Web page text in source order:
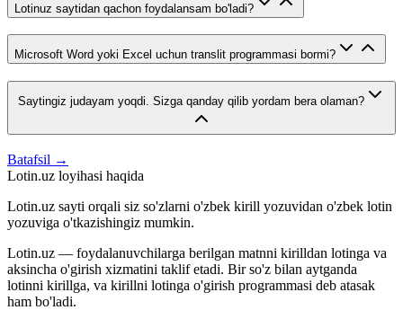
Lotinuz saytidan qachon foydalansam bo'ladi?
Microsoft Word yoki Excel uchun translit programmasi bormi?
Saytingiz judayam yoqdi. Sizga qanday qilib yordam bera olaman?
Batafsil →
Lotin.uz loyihasi haqida
Lotin.uz sayti orqali siz so'zlarni o'zbek kirill yozuvidan o'zbek lotin
yozuviga o'tkazishingiz mumkin.
Lotin.uz — foydalanuvchilarga berilgan matnni kirilldan lotinga va
aksincha o'girish xizmatini taklif etadi. Bir so'z bilan aytganda
lotinni kirillga, va kirillni lotinga o'girish programmasi deb atasak
ham bo'ladi.